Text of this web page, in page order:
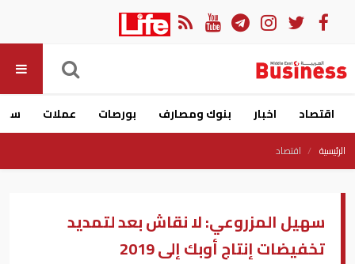
اقتصاد اخبار بنوك ومصارف بورصات عملات
الرئيسية اقتصاد
سهيل المزروعي: لا نقاش بعد لتمديد
تخفيضات إنتاج أوبك إلى 2019